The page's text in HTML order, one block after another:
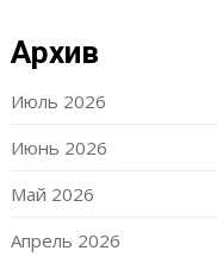
Архив
Июль 2026
Июнь 2026
Май 2026
Апрель 2026